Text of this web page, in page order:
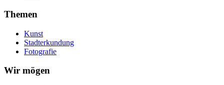
Themen
Kunst
Stadterkundung
Fotografie
Wir mögen